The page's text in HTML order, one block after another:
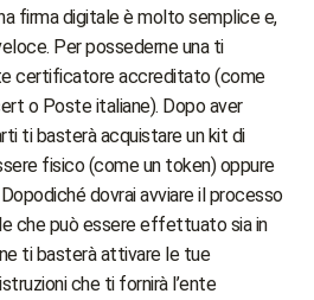
firma digitale è molto semplice e,
Per possederne una ti
certificatore accreditato (come
o Poste italiane). Dopo aver
ti basterà acquistare un kit di
fisico (come un token) oppure
dovrai avviare il processo
che può essere effettuato sia in
ti basterà attivare le tue
che ti fornirà l’ente